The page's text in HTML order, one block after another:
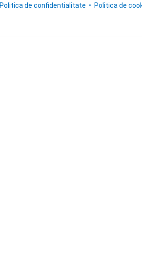
Politica de confidentialitate Politica de